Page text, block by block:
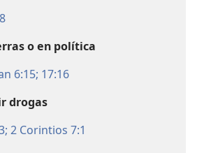
o en política
6:15; 17:16
drogas
2 Corintios 7:1